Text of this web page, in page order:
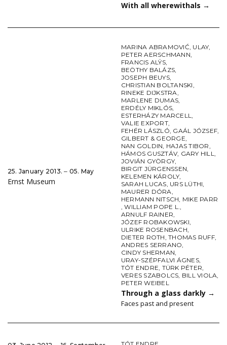
With all wherewithals →
25. January 2013. ‒ 05. May
Ernst Museum
MARINA ABRAMOVIĆ, ULAY,
PETER AERSCHMANN,
FRANCIS ALŸS,
BEÖTHY BALÁZS,
JOSEPH BEUYS,
CHRISTIAN BOLTANSKI,
RINEKE DIJKSTRA,
MARLENE DUMAS,
ERDÉLY MIKLÓS,
ESTERHÁZY MARCELL,
VALIE EXPORT,
FEHÉR LÁSZLÓ, GAÁL JÓZSEF,
GILBERT & GEORGE,
NAN GOLDIN, HAJAS TIBOR,
HÁMOS GUSZTÁV, GARY HILL,
JOVIÁN GYÖRGY,
BIRGIT JÜRGENSSEN,
KELEMEN KÁROLY,
SARAH LUCAS, URS LÜTHI,
MAURER DÓRA,
HERMANN NITSCH, MIKE PARR
,WILLIAM POPE L.,
ARNULF RAINER,
JÓZEF ROBAKOWSKI,
ULRIKE ROSENBACH,
DIETER ROTH,THOMAS RUFF,
ANDRES SERRANO,
CINDY SHERMAN,
URAY-SZÉPFALVI ÁGNES,
TÓT ENDRE, TÜRK PÉTER,
VERES SZABOLCS, BILL VIOLA,
PETER WEIBEL
Through a glass darkly →
Faces past and present